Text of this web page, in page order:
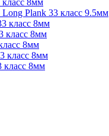
класс 8мм
Long Plank 33 класс 9.5мм
класс 8мм
класс 8мм
8мм
класс 8мм
класс 8мм